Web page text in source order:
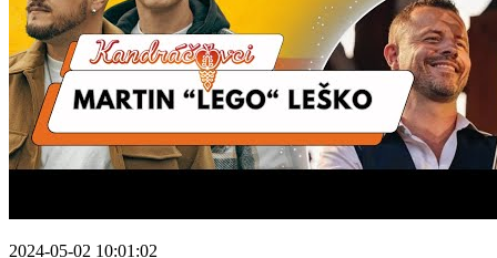
2024-05-02 10:01:02